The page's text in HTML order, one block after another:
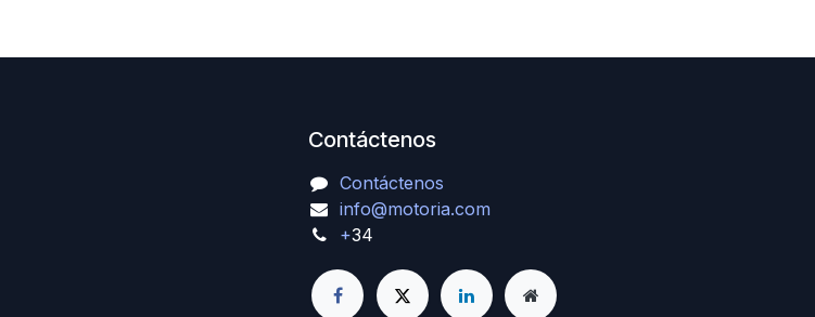
Contáctenos
Contáctenos
info@motoria.com
+34